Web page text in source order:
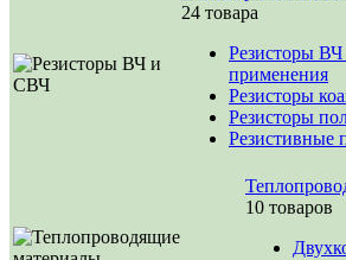
24 товара
Резисторы
применения
Резисторы
Резисторы
Резистивные
10 товаров